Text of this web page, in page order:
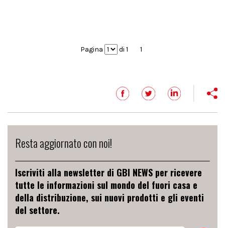
Pagina di 1 1
Resta aggiornato con noi!
Iscriviti alla newsletter di GBI NEWS per ricevere
tutte le informazioni sul mondo del fuori casa e
della distribuzione, sui nuovi prodotti e gli eventi
del settore.